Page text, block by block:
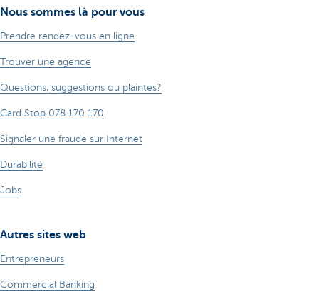
Nous sommes là pour vous
Prendre rendez-vous en ligne
Trouver une agence
Questions, suggestions ou plaintes?
Card Stop 078 170 170
Signaler une fraude sur Internet
Durabilité
Jobs
Autres sites web
Entrepreneurs
Commercial Banking